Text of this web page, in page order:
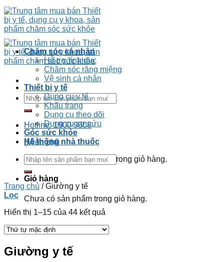
Hotline: 1900 9008
(Miễn phí)
Chưa có sản phẩm trong giỏ hàng.
Giỏ hàng
Chưa có sản phẩm trong giỏ hàng.
Chăm sóc cá nhân
Hỗ trợ tình dục
Chăm sóc răng miệng
Vệ sinh cá nhân
Thiết bị y tế
Dụng cụ y tế
Khẩu trang
Dụng cụ theo dõi
Dụng cụ sơ cứu
Góc sức khỏe
Hệ thống nhà thuốc
Trang chủ /Giường y tế
Lọc
Hiển thị 1–15 của 44 kết quả
Giường y tế